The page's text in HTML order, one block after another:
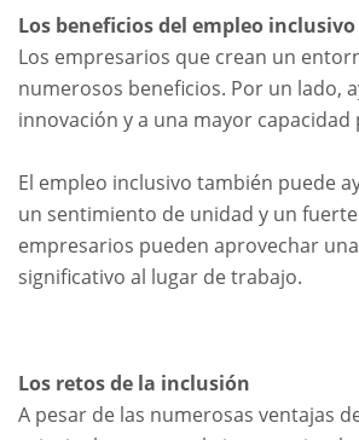
Los beneficios del empleo inclusivo
Los empresarios que crean un
numerosos beneficios. Por un lado,
innovación y a una mayor
El empleo inclusivo también puede
un sentimiento de unidad y un
empresarios pueden aprovechar
significativo al lugar de trabajo.
Los retos de la inclusión
A pesar de las numerosas ventajas